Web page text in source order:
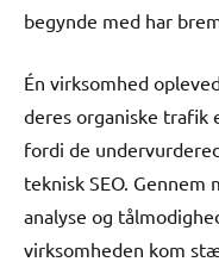
begynde med har
Én virksomhed
deres organiske trafik
fordi de
teknisk SEO.
analyse og
virksomheden kom